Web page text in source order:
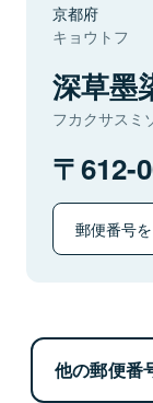
京都府
キョウトフ
深草墨
フカクサスミ
612-
郵便番号
他の郵便番